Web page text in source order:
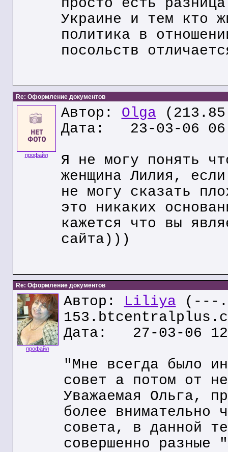
просто есть
Украине и тем кто
политика в
посольств
Re: Оформление документов
профайл
Автор: Olga
Дата: 23-03-06
Я не могу понять
женщина Лилия,
не могу сказать
это никаких
кажется что вы
сайта)))
Re: Оформление документов
профайл
Автор: Liliya (---
Дата: 27-03-06
"Мне всегда было
совет а потом от
Уважаемая Ольга,
более внимательно
совета, в данной
совершенно разные